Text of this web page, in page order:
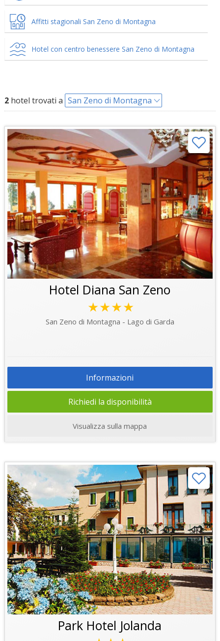
Affitti stagionali San Zeno di Montagna
Hotel con centro benessere San Zeno di Montagna
2hotel trovati a San Zeno di Montagna
Hotel Diana San Zeno
★★★★
San Zeno di Montagna - Lago di Garda
Informazioni
Richiedi la disponibilità
Visualizza sulla mappa
Park Hotel Jolanda